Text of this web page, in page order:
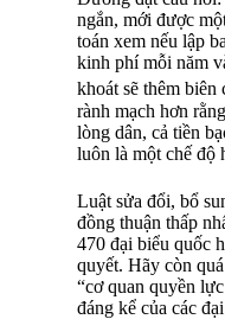
ngắn, mới được
toán xem nếu lập
kinh phí mỗi năm
khoát sẽ thêm biên
rành mạch hơn
lòng dân, cả tiền
luôn là một chế độ
Luật sửa đổi, bổ
đồng thuận thấp
470 đại biểu quốc
quyết. Hãy còn
“cơ quan quyền
đáng kể của các